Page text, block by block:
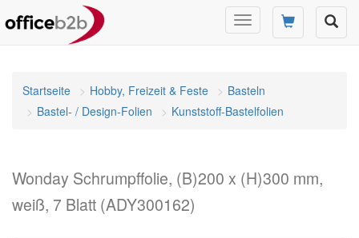
Navigation
umschalten
Startseite Hobby, Freizeit & Feste
Basteln
Bastel- / Design-Folien
Kunststoff-Bastelfolien
Wonday Schrumpffolie, (B)200 x (H)300 mm,
weiß, 7 Blatt (ADY300162)